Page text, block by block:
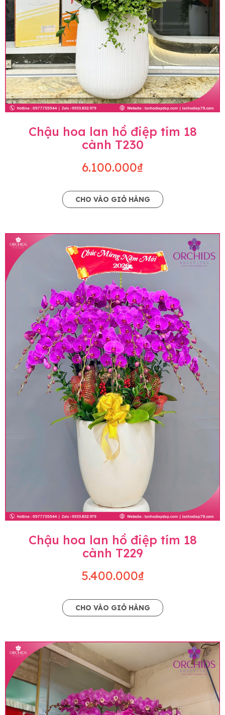
Chậu hoa lan hồ điệp tím 18
cành T230
6.100.000₫
CHO VÀO GIỎ HÀNG
Chậu hoa lan hồ điệp tím 18
cành T229
5.400.000₫
CHO VÀO GIỎ HÀNG